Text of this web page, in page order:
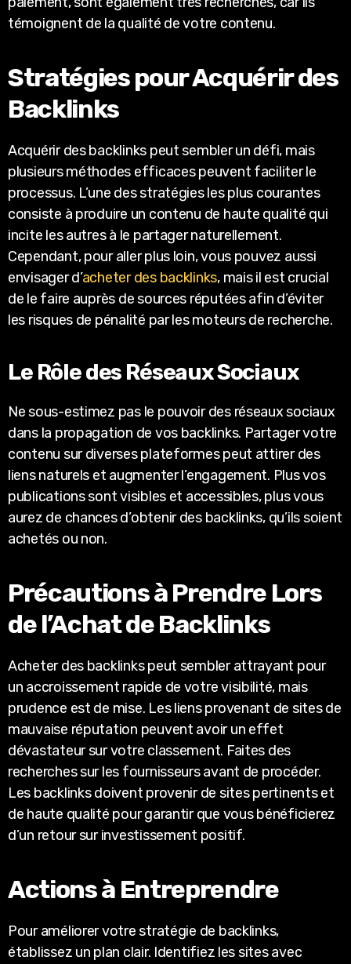
témoignent de la qualité de votre contenu.
Stratégies pour Acquérir des
Backlinks
Acquérir des backlinks peut sembler un défi, mais
plusieurs méthodes efficaces peuvent faciliter le
processus. L’une des stratégies les plus courantes
consiste à produire un contenu de haute qualité qui
incite les autres à le partager naturellement.
Cependant, pour aller plus loin, vous pouvez aussi
envisager d’acheter des backlinks, mais il est crucial
de le faire auprès de sources réputées afin d’éviter
les risques de pénalité par les moteurs de recherche.
Le Rôle des Réseaux Sociaux
Ne sous-estimez pas le pouvoir des réseaux sociaux
dans la propagation de vos backlinks. Partager votre
contenu sur diverses plateformes peut attirer des
liens naturels et augmenter l’engagement. Plus vos
publications sont visibles et accessibles, plus vous
aurez de chances d’obtenir des backlinks, qu’ils soient
achetés ou non.
Précautions à Prendre Lors
de l’Achat de Backlinks
Acheter des backlinks peut sembler attrayant pour
un accroissement rapide de votre visibilité, mais
prudence est de mise. Les liens provenant de sites de
mauvaise réputation peuvent avoir un effet
dévastateur sur votre classement. Faites des
recherches sur les fournisseurs avant de procéder.
Les backlinks doivent provenir de sites pertinents et
de haute qualité pour garantir que vous bénéficierez
d’un retour sur investissement positif.
Actions à Entreprendre
Pour améliorer votre stratégie de backlinks,
établissez un plan clair. Identifiez les sites avec